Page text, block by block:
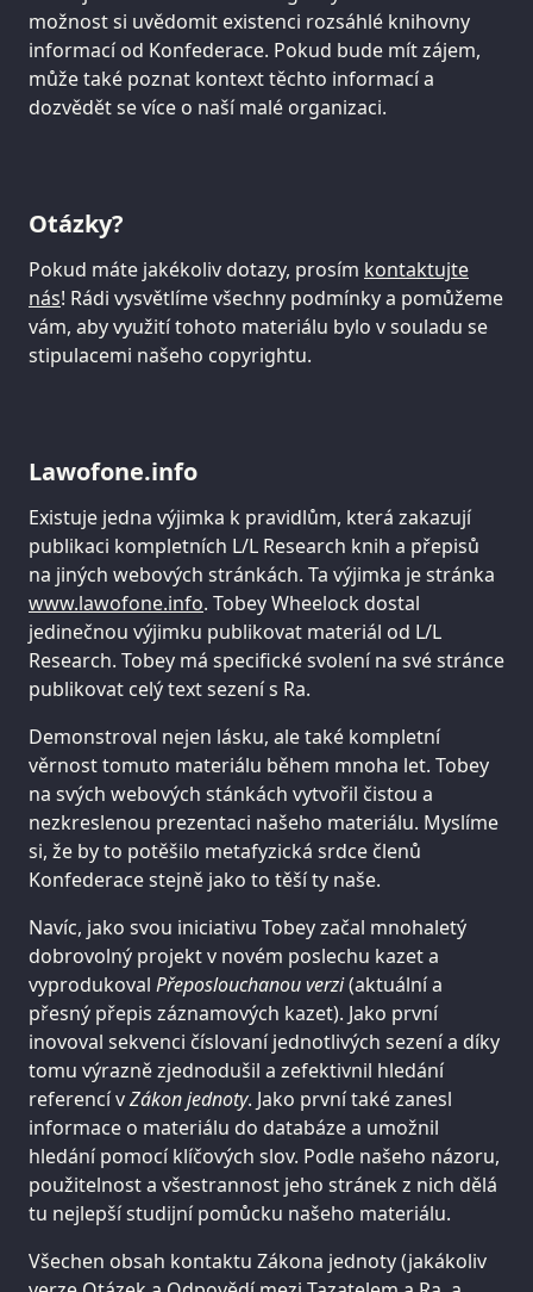
možnost si uvědomit existenci rozsáhlé knihovny
informací od Konfederace. Pokud bude mít zájem,
může také poznat kontext těchto informací a
dozvědět se více o naší malé organizaci.
Otázky?
Pokud máte jakékoliv dotazy, prosím kontaktujte
nás! Rádi vysvětlíme všechny podmínky a pomůžeme
vám, aby využití tohoto materiálu bylo v souladu se
stipulacemi našeho copyrightu.
Lawofone.info
Existuje jedna výjimka k pravidlům, která zakazují
publikaci kompletních L/L Research knih a přepisů
na jiných webových stránkách. Ta výjimka je stránka
www.lawofone.info. Tobey Wheelock dostal
jedinečnou výjimku publikovat materiál od L/L
Research. Tobey má specifické svolení na své stránce
publikovat celý text sezení s Ra.
Demonstroval nejen lásku, ale také kompletní
věrnost tomuto materiálu během mnoha let. Tobey
na svých webových stánkách vytvořil čistou a
nezkreslenou prezentaci našeho materiálu. Myslíme
si, že by to potěšilo metafyzická srdce členů
Konfederace stejně jako to těší ty naše.
Navíc, jako svou iniciativu Tobey začal mnohaletý
dobrovolný projekt v novém poslechu kazet a
vyprodukoval Přeposlouchanou verzi(aktuální a
přesný přepis záznamových kazet). Jako první
inovoval sekvenci číslovaní jednotlivých sezení a díky
tomu výrazně zjednodušil a zefektivnil hledání
referencí vZákon jednoty. Jako první také zanesl
informace o materiálu do databáze a umožnil
hledání pomocí klíčových slov. Podle našeho názoru,
použitelnost a všestrannost jeho stránek z nich dělá
tu nejlepší studijní pomůcku našeho materiálu.
Všechen obsah kontaktu Zákona jednoty (jakákoliv